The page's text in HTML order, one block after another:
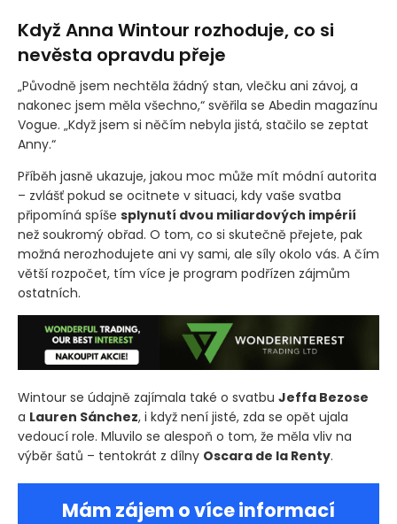
Když Anna Wintour rozhoduje, co si
nevěsta opravdu přeje
„Původně jsem nechtěla žádný stan, vlečku ani závoj, a
nakonec jsem měla všechno,“ svěřila se Abedin magazínu
Vogue. „Když jsem si něčím nebyla jistá, stačilo se zeptat
Anny.“
Příběh jasně ukazuje, jakou moc může mít módní autorita
– zvlášť pokud se ocitnete v situaci, kdy vaše svatba
připomíná spíše splynutí dvou miliardových impérií
než soukromý obřad. O tom, co si skutečně přejete, pak
možná nerozhodujete ani vy sami, ale síly okolo vás. A čím
větší rozpočet, tím více je program podřízen zájmům
ostatních.
Wintour se údajně zajímala také o svatbu Jeffa Bezose
a Lauren Sánchez, i když není jisté, zda se opět ujala
vedoucí role. Mluvilo se alespoň o tom, že měla vliv na
výběr šatů – tentokrát z dílny Oscara de la Renty.
Mám zájem o více informací